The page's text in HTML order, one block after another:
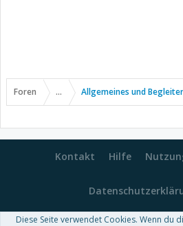
Foren ... Allgemeines und
Kontakt Hilfe
Diese Seite verwendet Cookies. Wenn du